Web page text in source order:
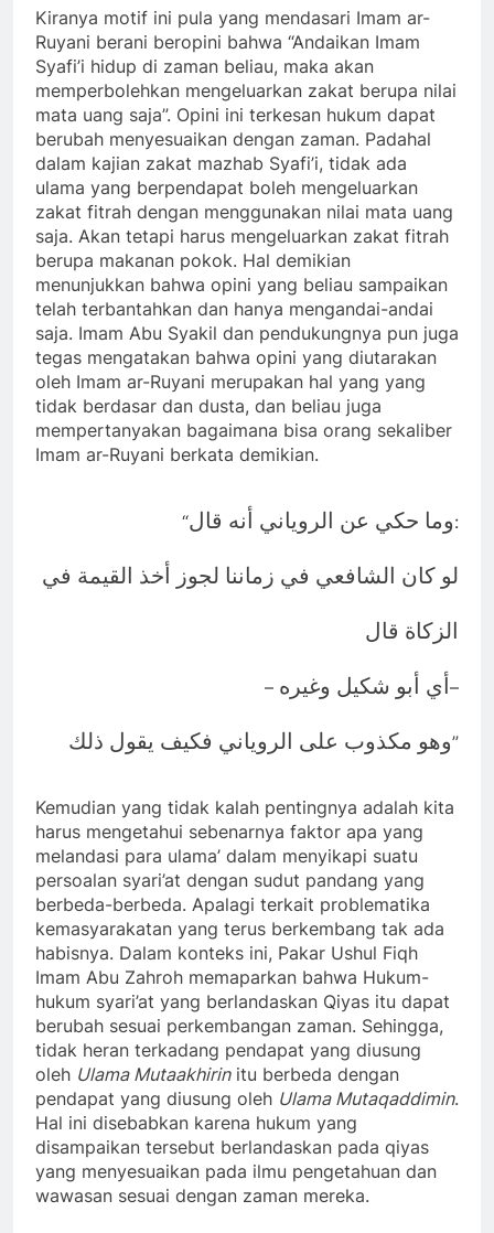
Kiranya motif ini pula yang mendasari Imam ar-
Ruyani berani beropini bahwa “Andaikan Imam
Syafi’i hidup di zaman beliau, maka akan
memperbolehkan mengeluarkan zakat berupa nilai
mata uang saja”. Opini ini terkesan hukum dapat
berubah menyesuaikan dengan zaman. Padahal
dalam kajian zakat mazhab Syafi’i, tidak ada
ulama yang berpendapat boleh mengeluarkan
zakat fitrah dengan menggunakan nilai mata uang
saja. Akan tetapi harus mengeluarkan zakat fitrah
berupa makanan pokok. Hal demikian
menunjukkan bahwa opini yang beliau sampaikan
telah terbantahkan dan hanya mengandai-andai
saja. Imam Abu Syakil dan pendukungnya pun juga
tegas mengatakan bahwa opini yang diutarakan
oleh Imam ar-Ruyani merupakan hal yang yang
tidak berdasar dan dusta, dan beliau juga
mempertanyakan bagaimana bisa orang sekaliber
Imam ar-Ruyani berkata demikian.
“وما حكي عن الروياني أنه قال:
لو كان الشافعي في زماننا لجوز أخذ القيمة في
الزكاة قال
– أي أبو شكيل وغيره–
وهو مكذوب على الروياني فكيف يقول ذلك”
Kemudian yang tidak kalah pentingnya adalah kita
harus mengetahui sebenarnya faktor apa yang
melandasi para ulama’ dalam menyikapi suatu
persoalan syari’at dengan sudut pandang yang
berbeda-berbeda. Apalagi terkait problematika
kemasyarakatan yang terus berkembang tak ada
habisnya. Dalam konteks ini, Pakar Ushul Fiqh
Imam Abu Zahroh memaparkan bahwa Hukum-
hukum syari’at yang berlandaskan Qiyas itu dapat
berubah sesuai perkembangan zaman. Sehingga,
tidak heran terkadang pendapat yang diusung
oleh Ulama Mutaakhirinitu berbeda dengan
pendapat yang diusung oleh Ulama Mutaqaddimin.
Hal ini disebabkan karena hukum yang
disampaikan tersebut berlandaskan pada qiyas
yang menyesuaikan pada ilmu pengetahuan dan
wawasan sesuai dengan zaman mereka.